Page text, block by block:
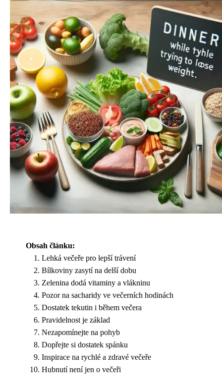
Obsah článku:
Lehká večeře pro lepší trávení
Bílkoviny zasytí na delší dobu
Zelenina dodá vitaminy a vlákninu
Pozor na sacharidy ve večerních hodinách
Dostatek tekutin i během večera
Pravidelnost je základ
Nezapomínejte na pohyb
Dopřejte si dostatek spánku
Inspirace na rychlé a zdravé večeře
Hubnutí není jen o večeři